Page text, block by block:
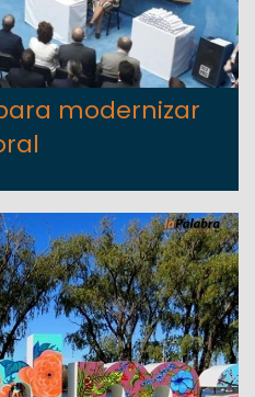
modernizar